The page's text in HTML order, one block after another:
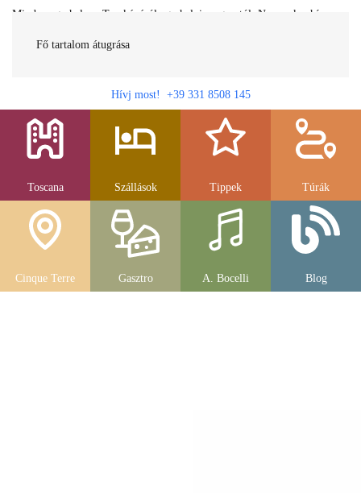
Fő tartalom átugrása
Minden egy helyen Toszkánáról egy helyi magyartól. Nemcsak a híres
gasztronomia....
Hívj most! +39 331 8508 145
Toscana Szállások Tippek Túrák
Cinque Terre Gasztro A. Bocelli Blog